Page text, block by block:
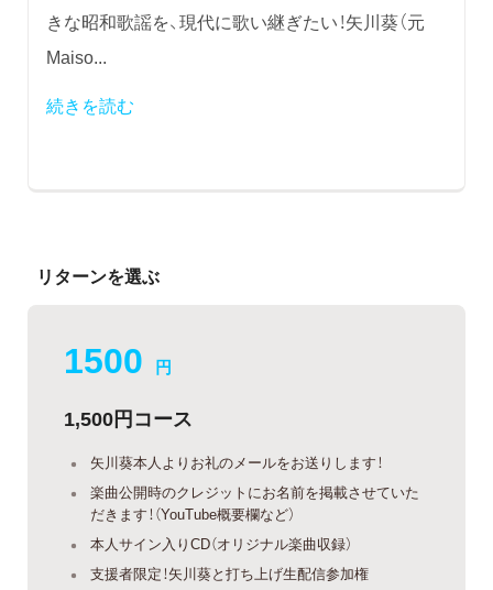
きな昭和歌謡を、現代に歌い継ぎたい！矢川葵（元
Maiso...
続きを読む
リターンを選ぶ
1500 円
1,500円コース
矢川葵本人よりお礼のメールをお送りします！
楽曲公開時のクレジットにお名前を掲載させていた
だきます！（YouTube概要欄など）
本人サイン入りCD（オリジナル楽曲収録）
支援者限定！矢川葵と打ち上げ生配信参加権